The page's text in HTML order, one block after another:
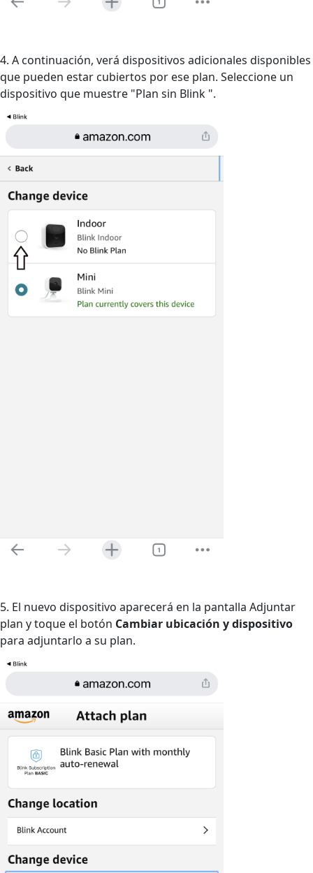
4. A continuación, verá dispositivos adicionales disponibles
que pueden estar cubiertos por ese plan. Seleccione un
dispositivo que muestre "Plan sin Blink ".
5. El nuevo dispositivo aparecerá en la pantalla Adjuntar
plan y toque el botón Cambiar ubicación y dispositivo
para adjuntarlo a su plan.